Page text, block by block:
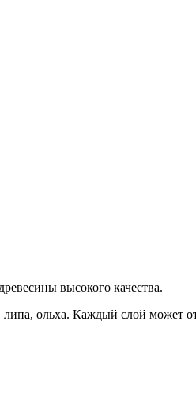
высокого качества.
ольха. Каждый слой может